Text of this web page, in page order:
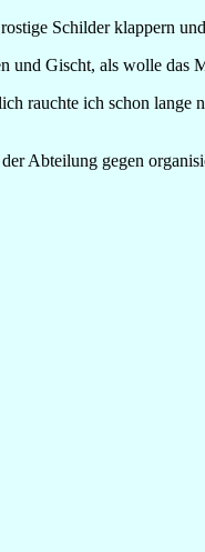
Schilder klappern
und Gischt, als wolle das
rauchte ich schon
Abteilung gegen